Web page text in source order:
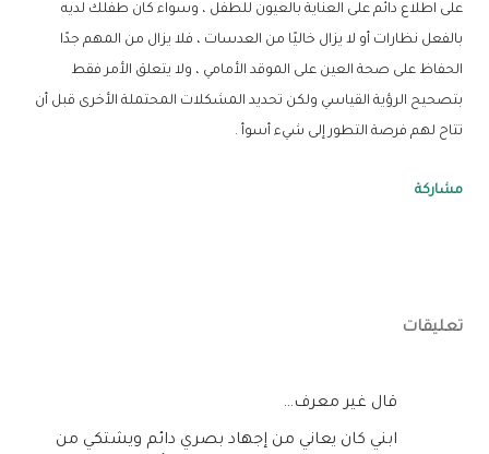
على اطلاع دائم على العناية بالعيون للطفل ، وسواء كان طفلك لديه
بالفعل نظارات أو لا يزال خاليًا من العدسات ، فلا يزال من المهم جدًا
الحفاظ على صحة العين على الموقد الأمامي ، ولا يتعلق الأمر فقط
بتصحيح الرؤية القياسي ولكن تحديد المشكلات المحتملة الأخرى قبل أن
تتاح لهم فرصة التطور إلى شيء أسوأ .
مشاركة
تعليقات
‏قال غير معرف…
ابني كان يعاني من إجهاد بصري دائم ويشتكي من